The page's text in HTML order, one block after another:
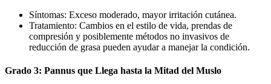
Síntomas: Exceso moderado, mayor irritación cutánea.
Tratamiento: Cambios en el estilo de vida, prendas de
compresión y posiblemente métodos no invasivos de
reducción de grasa pueden ayudar a manejar la condición.
Grado 3: Pannus que Llega hasta la Mitad del Muslo